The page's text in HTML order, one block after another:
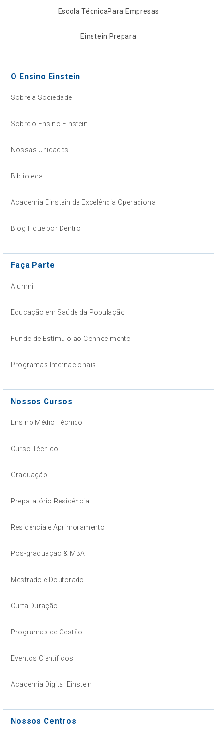
Escola TécnicaPara Empresas
Einstein Prepara
O Ensino Einstein
Sobre a Sociedade
Sobre o Ensino Einstein
Nossas Unidades
Biblioteca
Academia Einstein de Excelência Operacional
Blog Fique por Dentro
Faça Parte
Alumni
Educação em Saúde da População
Fundo de Estímulo ao Conhecimento
Programas Internacionais
Nossos Cursos
Ensino Médio Técnico
Curso Técnico
Graduação
Preparatório Residência
Residência e Aprimoramento
Pós-graduação & MBA
Mestrado e Doutorado
Curta Duração
Programas de Gestão
Eventos Científicos
Academia Digital Einstein
Nossos Centros